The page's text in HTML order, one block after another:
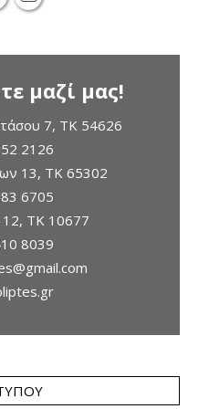
μαζί μας!
7, TK 54626
2126
13, ΤΚ 65302
6705
ΤΚ 10677
8039